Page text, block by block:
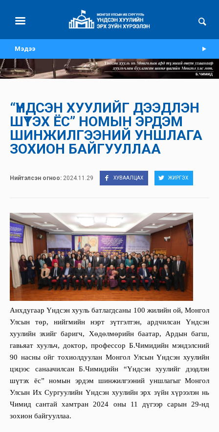
Мэдээ
“ҮНДСЭН ХУУЛИЙГ ДЭЭДЛЭН
ШҮТЭХ ЁС” НОМЫН ЭРДЭМ
ШИНЖИЛГЭЭНИЙ УНШЛАГА
ЗОХИОН БАЙГУУЛЛАА
Нийтэлсэн огноо: 2024.11.29 ХУВААЛЦАХ ЖИРГЭХ
Анхдугаар Үндсэн хууль батлагдсаны 100 жилийн ой, Монгол
Улсын төр, нийгмийн нэрт зүтгэлтэн, ардчилсан Үндсэн
хуулийн эхийг баригч, Хөдөлмөрийн баатар, Ардын багш,
гавьяат хуульч, доктор, профессор Б.Чимидийн мэндэлсний
90 насны ойг тохиолдуулан Монгол Улсын Үндсэн хуулийн
цэцээс санаачилсан Б.Чимидийн “Үндсэн хуулийг дээдлэн
шүтэх ёс” номын эрдэм шинжилгээний уншлагыг Монгол
Улсын Их Сургуулийн Үндсэн хуулийн эрх зүйн хүрээлэн нь
Чимид сантай хамтран 2024 оны 11 дүгээр сарын 29-нд
зохион байгууллаа.